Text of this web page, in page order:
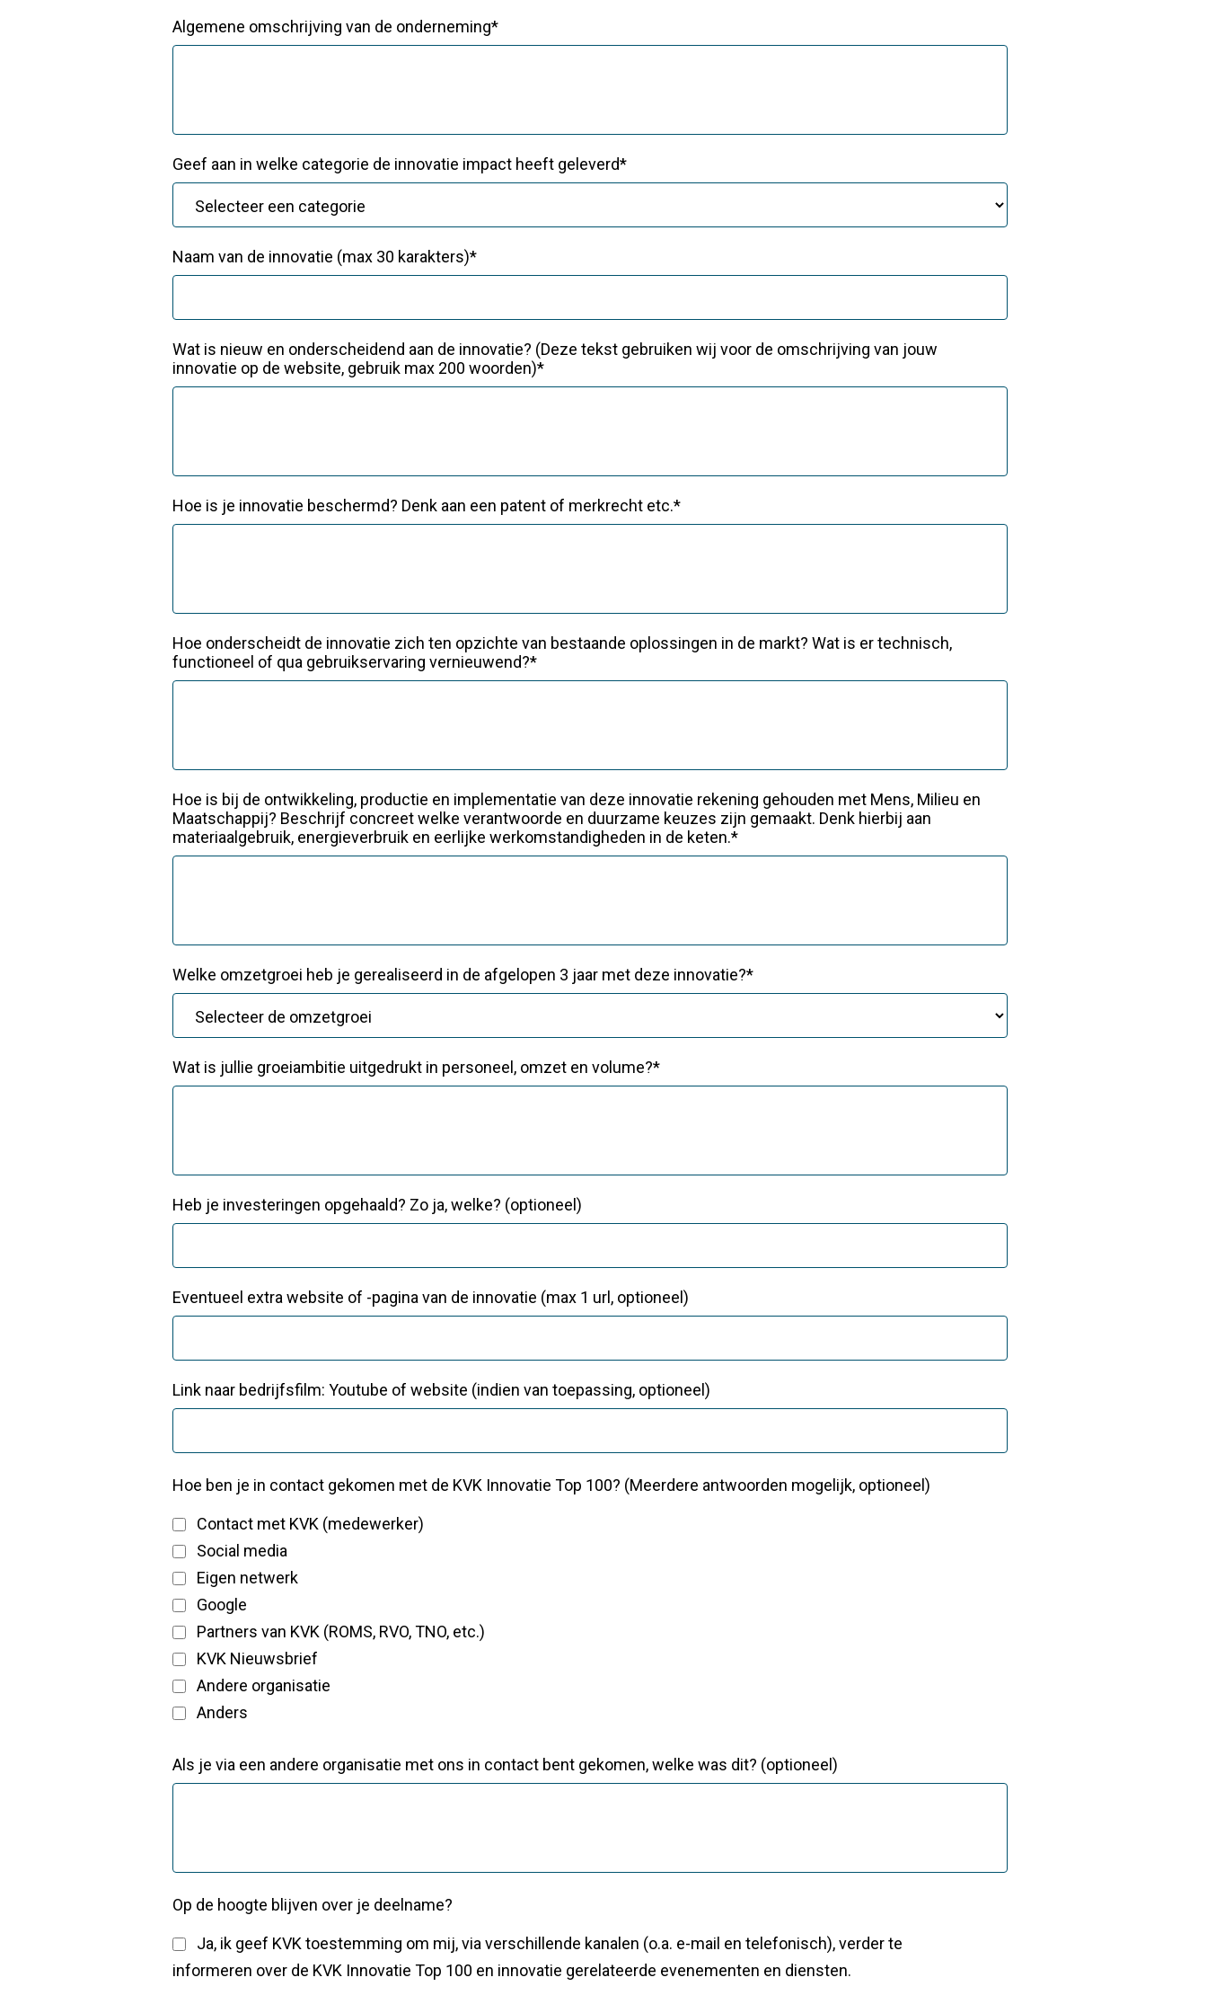
Algemene omschrijving van de onderneming*
Geef aan in welke categorie de innovatie impact heeft geleverd*
Naam van de innovatie (max 30 karakters)*
Wat is nieuw en onderscheidend aan de innovatie? (Deze tekst gebruiken wij voor de omschrijving van jouw
innovatie op de website, gebruik max 200 woorden)*
Hoe is je innovatie beschermd? Denk aan een patent of merkrecht etc.*
Hoe onderscheidt de innovatie zich ten opzichte van bestaande oplossingen in de markt? Wat is er technisch,
functioneel of qua gebruikservaring vernieuwend?*
Hoe is bij de ontwikkeling, productie en implementatie van deze innovatie rekening gehouden met Mens, Milieu en
Maatschappij? Beschrijf concreet welke verantwoorde en duurzame keuzes zijn gemaakt. Denk hierbij aan
materiaalgebruik, energieverbruik en eerlijke werkomstandigheden in de keten.*
Welke omzetgroei heb je gerealiseerd in de afgelopen 3 jaar met deze innovatie?*
Wat is jullie groeiambitie uitgedrukt in personeel, omzet en volume?*
Heb je investeringen opgehaald? Zo ja, welke? (optioneel)
Eventueel extra website of -pagina van de innovatie (max 1 url, optioneel)
Link naar bedrijfsfilm: Youtube of website (indien van toepassing, optioneel)
Hoe ben je in contact gekomen met de KVK Innovatie Top 100? (Meerdere antwoorden mogelijk, optioneel)
Contact met KVK (medewerker)
Social media
Eigen netwerk
Google
Partners van KVK (ROMS, RVO, TNO, etc.)
KVK Nieuwsbrief
Andere organisatie
Anders
Als je via een andere organisatie met ons in contact bent gekomen, welke was dit? (optioneel)
Op de hoogte blijven over je deelname?
informeren over de KVK Innovatie Top 100 en innovatie gerelateerde evenementen en diensten.